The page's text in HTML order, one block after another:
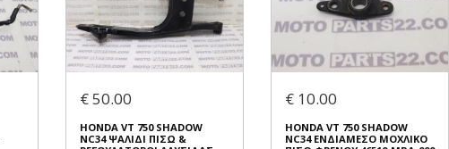
€ 50.00
HONDA VT 750 SHADOW
NC34 ΨΑΛΙΔΙ ΠΙΣΩ &
€ 10.00
HONDA VT 750 SHADOW
NC34 ΕΝΔΙΑΜΕΣΟ ΜΟΧΛΙΚΟ